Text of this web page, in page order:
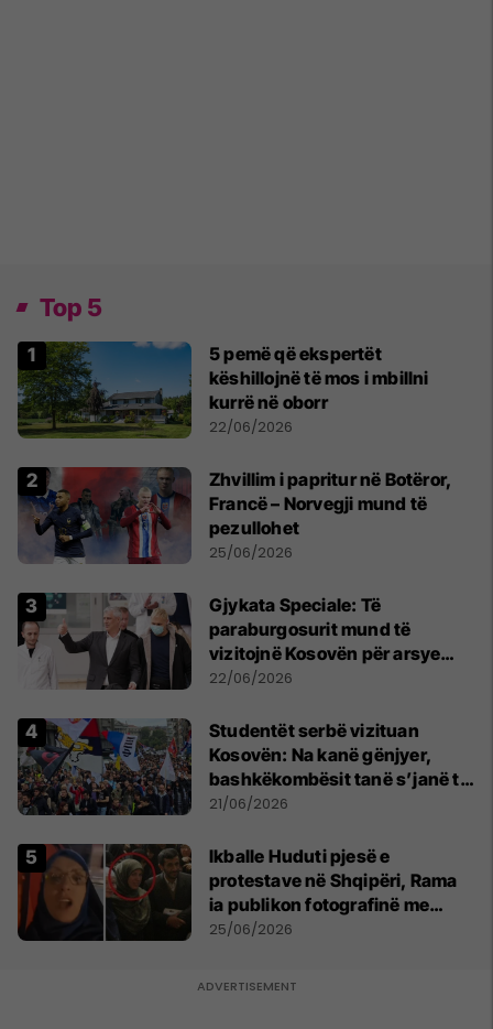
Top 5
5 pemë që ekspertët
këshillojnë të mos i mbillni
kurrë në oborr
22/06/2026
Zhvillim i papritur në Botëror,
Francë – Norvegji mund të
pezullohet
25/06/2026
​Gjykata Speciale: Të
paraburgosurit mund të
vizitojnë Kosovën për arsye
humanitare
22/06/2026
Studentët serbë vizituan
Kosovën: Na kanë gënjyer,
bashkëkombësit tanë s’janë të
shtypur
21/06/2026
Ikballe Huduti pjesë e
protestave në Shqipëri, Rama
ia publikon fotografinë me
Ahmadinejadin e Iranit
25/06/2026